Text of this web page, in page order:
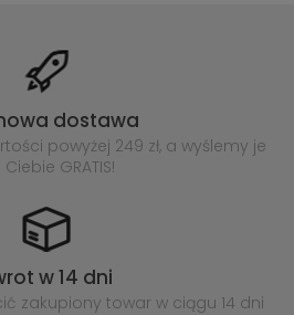
dostawa
powyżej 249 zł, a wyślemy je
GRATIS!
w 14 dni
zakupiony towar w ciągu 14 dni